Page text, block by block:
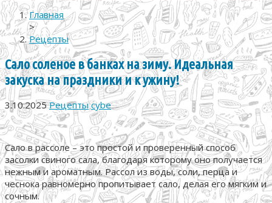
Главная
>
Рецепты
Сало соленое в банках на зиму. Идеальная
закуска на праздники и к ужину!
3.10.2025 Рецепты cybe
Сало в рассоле – это простой и проверенный способ
засолки свиного сала, благодаря которому оно получается
нежным и ароматным. Рассол из воды, соли, перца и
чеснока равномерно пропитывает сало, делая его мягким и
сочным.